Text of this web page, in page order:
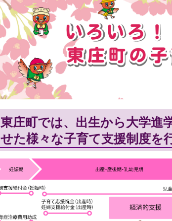
東庄町では、出生から大学進
せた様々な子育て支援制度を